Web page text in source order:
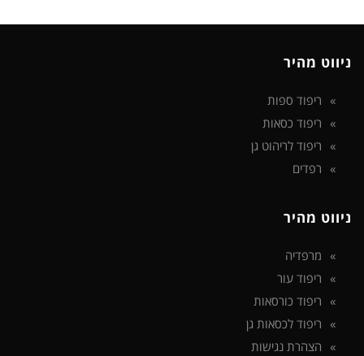
ניווט מהיר
ריפוד ספות
ריפוד כסאות
ריפוד לריהוט גן
רפדים
ניווט מהיר
מרפדיה
ריפוד עור
ריפוד כורסאות
ריפוד לכסאות גן
הצהרת נגישות